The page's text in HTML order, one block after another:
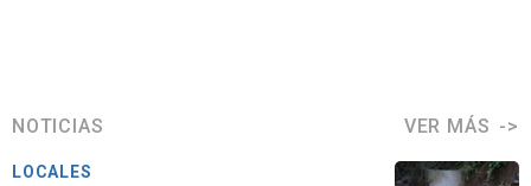
NOTICIAS VER MÁS
LOCALES